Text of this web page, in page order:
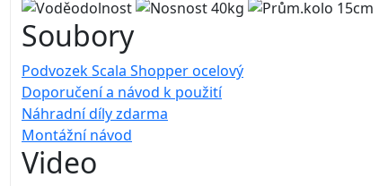
Soubory
Podvozek Scala Shopper ocelový
Doporučení a návod k použití
Náhradní díly zdarma
Montážní návod
Video